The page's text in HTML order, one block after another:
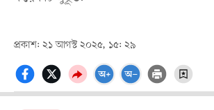
প্রকাশ: ২১ আগস্ট ২০২৫, ১৫: ২৯